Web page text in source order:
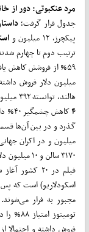
مرد عنکبوتی: دور از
جدول قرار گرفت؛
پیکچرز، ۱۲ میلیون و
ترتیب دوم تا چهارم
میلیون دلار فروش داشته
هالند، توانسته ۳۹۲ میلیون دلار در اکران جهانی به­‌دست آورد.
۴
میلیون و در اکران جهانی ۶۶۷ میلیون دلار به‌­دست آورد.
۳۱۷۰ سالن و
فیلم در ۲۰ کشور آغاز شده است.
اسکودلاریو) است که پس
مجبور به فرار
تومیتوز امتیاز ۸۸% را داده است.